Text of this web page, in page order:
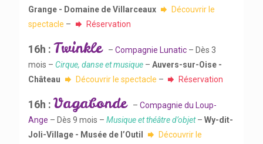
Grange - Domaine de Villarceaux
Découvrir le
spectacle – Réservation
16h : Twinkle – Compagnie Lunatic – Dès 3
mois – Cirque, danse et musique – Auvers-sur-Oise -
Château
Découvrir le spectacle – Réservation
16h : Vagabonde – Compagnie du Loup-
Ange – Dès 9 mois – Musique et théâtre d’objet– Wy-dit-
Joli-Village - Musée de l’Outil
Découvrir le